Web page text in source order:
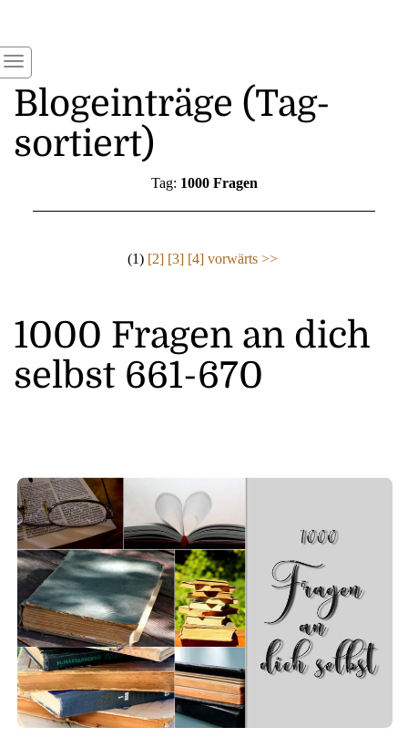
Blogeinträge (Tag-
sortiert)
Tag: 1000 Fragen
(1) [2] [3] [4] vorwärts >>
1000 Fragen an dich
selbst 661-670